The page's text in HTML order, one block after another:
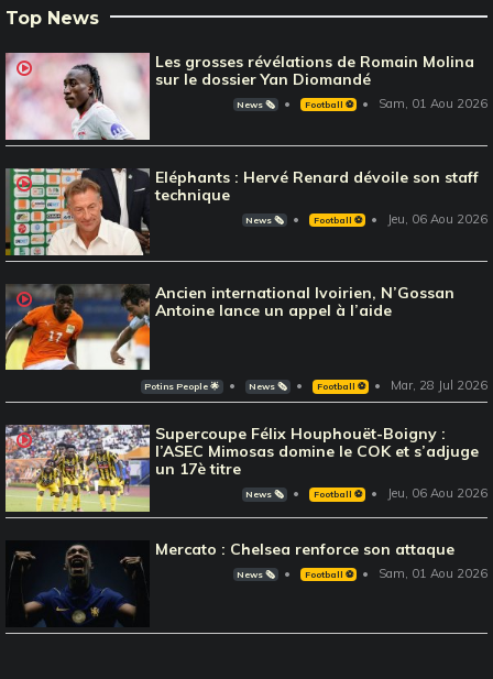
Top News
Les grosses révélations de Romain Molina
sur le dossier Yan Diomandé
News 🗞️ Football ⚽️ Sam, 01 Aou 2026
Eléphants : Hervé Renard dévoile son staff
technique
News 🗞️ Football ⚽️ Jeu, 06 Aou 2026
Ancien international Ivoirien, N’Gossan
Antoine lance un appel à l’aide
Potins People 🌟 News 🗞️ Football ⚽️ Mar, 28 Jul 2026
Supercoupe Félix Houphouët-Boigny :
l’ASEC Mimosas domine le COK et s’adjuge
un 17è titre
News 🗞️ Football ⚽️ Jeu, 06 Aou 2026
Mercato : Chelsea renforce son attaque
News 🗞️ Football ⚽️ Sam, 01 Aou 2026